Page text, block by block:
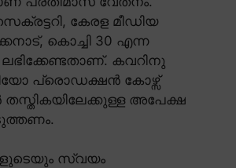
കേരള മീഡിയ
കൊച്ചി 30 എന്ന
കവറിനു
പ്രൊഡക്ഷൻ കോഴ്സ്
തസ്തികയിലേക്കുള്ള അപേക്ഷ
സ്വയം